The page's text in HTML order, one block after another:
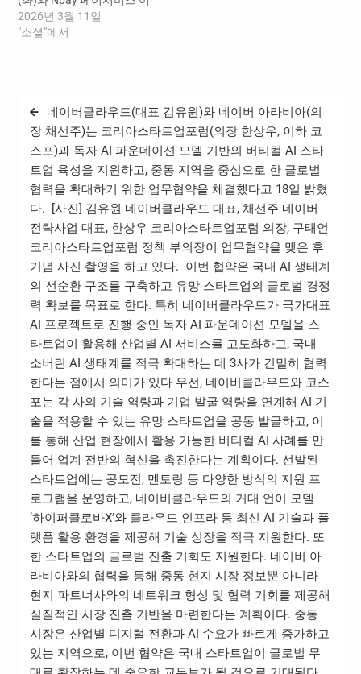
향철 책임리더(우)가 업무협
약을 체결하고 있다. 네이버
내 소매유통시장의 디지털
혁신을 위한 업무협약을 맺
었다고 11일 밝혔다. 이번 업
무협약을 통해, 오프라인 통
합 단말기 ‘Npay 커넥트’가
리테일앤인사이트와 가맹
계약을 맺은 전국 4천여 개…
2026년 3월 11일
"소셜"에서
글
탐
색
네이버클라우드(대표 김유원)와 네이버 아라비아(의
장 채선주)는 코리아스타트업포럼(의장 한상우, 이하 코
스포)과 독자 AI 파운데이션 모델 기반의 버티컬 AI 스타
트업 육성을 지원하고, 중동 지역을 중심으로 한 글로벌
협력을 확대하기 위한 업무협약을 체결했다고 18일 밝혔
다. ​ [사진] 김유원 네이버클라우드 대표, 채선주 네이버
전략사업 대표, 한상우 코리아스타트업포럼 의장, 구태언
코리아스타트업포럼 정책 부의장이 업무협약을 맺은 후
기념 사진 촬영을 하고 있다. ​ 이번 협약은 국내 AI 생태계
의 선순환 구조를 구축하고 유망 스타트업의 글로벌 경쟁
력 확보를 목표로 한다. 특히 네이버클라우드가 국가대표
AI 프로젝트로 진행 중인 독자 AI 파운데이션 모델을 스
타트업이 활용해 산업별 AI 서비스를 고도화하고, 국내
소버린 AI 생태계를 적극 확대하는 데 3사가 긴밀히 협력
한다는 점에서 의미가 있다 우선, 네이버클라우드와 코스
포는 각 사의 기술 역량과 기업 발굴 역량을 연계해 AI 기
술을 적용할 수 있는 유망 스타트업을 공동 발굴하고, 이
를 통해 산업 현장에서 활용 가능한 버티컬 AI 사례를 만
들어 업계 전반의 혁신을 촉진한다는 계획이다. 선발된
스타트업에는 공모전, 멘토링 등 다양한 방식의 지원 프
로그램을 운영하고, 네이버클라우드의 거대 언어 모델
‘하이퍼클로바X’와 클라우드 인프라 등 최신 AI 기술과 플
랫폼 활용 환경을 제공해 기술 성장을 적극 지원한다. 또
한 스타트업의 글로벌 진출 기회도 지원한다. 네이버 아
라비아와의 협력을 통해 중동 현지 시장 정보뿐 아니라
현지 파트너사와의 네트워크 형성 및 협력 기회를 제공해
실질적인 시장 진출 기반을 마련한다는 계획이다. 중동
시장은 산업별 디지털 전환과 AI 수요가 빠르게 증가하고
있는 지역으로, 이번 협약은 국내 스타트업이 글로벌 무